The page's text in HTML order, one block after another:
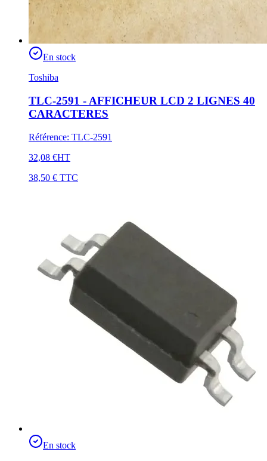
En stock
Toshiba
TLC-2591 - AFFICHEUR LCD 2 LIGNES 40
CARACTERES
Référence: TLC-2591
32,08 €HT
38,50 € TTC
En stock